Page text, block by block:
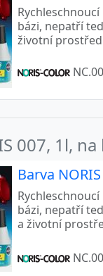
bázi, nepatří
životní
007, 1l,
Barva
bázi, nepatří
a životní